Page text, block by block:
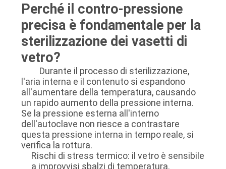
Perché il contro-pressione
precisa è fondamentale per la
sterilizzazione dei vasetti di
vetro?
Durante il processo di sterilizzazione,
l'aria interna e il contenuto si espandono
all'aumentare della temperatura, causando
un rapido aumento della pressione interna.
Se la pressione esterna all'interno
dell'autoclave non riesce a contrastare
questa pressione interna in tempo reale, si
verifica la rottura.
Rischi di stress termico: il vetro è sensibile
a improvvisi sbalzi di temperatura.